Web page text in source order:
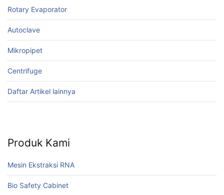
Rotary Evaporator
Autoclave
Mikropipet
Centrifuge
Daftar Artikel lainnya
Produk Kami
Mesin Ekstraksi RNA
Bio Safety Cabinet